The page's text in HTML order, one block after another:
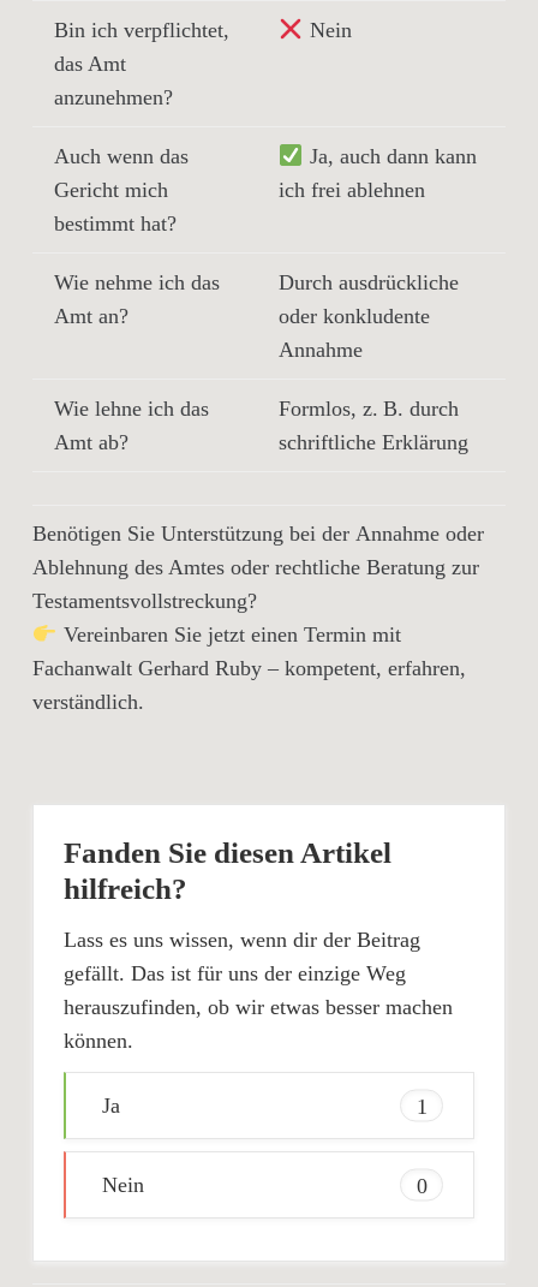
Bin ich verpflichtet,
das Amt
anzunehmen?
Nein
Auch wenn das
Gericht mich
bestimmt hat?
Ja, auch dann kann
ich frei ablehnen
Wie nehme ich das
Amt an?
Durch ausdrückliche
oder konkludente
Annahme
Wie lehne ich das
Amt ab?
Formlos, z. B. durch
schriftliche Erklärung
Benötigen Sie Unterstützung bei der Annahme oder
Ablehnung des Amtes oder rechtliche Beratung zur
Testamentsvollstreckung?
Vereinbaren Sie jetzt einen Termin mit
Fachanwalt Gerhard Ruby – kompetent, erfahren,
verständlich.
Fanden Sie diesen Artikel
hilfreich?
Lass es uns wissen, wenn dir der Beitrag
gefällt. Das ist für uns der einzige Weg
herauszufinden, ob wir etwas besser machen
können.
Ja 1
Nein 0